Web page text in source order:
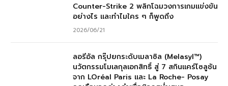
Counter-Strike 2 พลิกโฉมวงการเกมแข่งขัน
อย่างไร และทำไมใคร ๆ ก็พูดถึง
2026/06/21
ลอรีอัล กรุ๊ปยกระดับเมลาซิล (Melasyl™)
นวัตกรรมโมเลกุลเอกสิทธิ์ สู่ 7 สกินแคร์โซลูชัน
จาก LOréal Paris และ La Roche- Posay